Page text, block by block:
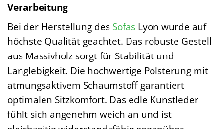
Verarbeitung
Bei der Herstellung des Sofas Lyon wurde auf
höchste Qualität geachtet. Das robuste Gestell
aus Massivholz sorgt für Stabilität und
Langlebigkeit. Die hochwertige Polsterung mit
atmungsaktivem Schaumstoff garantiert
optimalen Sitzkomfort. Das edle Kunstleder
fühlt sich angenehm weich an und ist